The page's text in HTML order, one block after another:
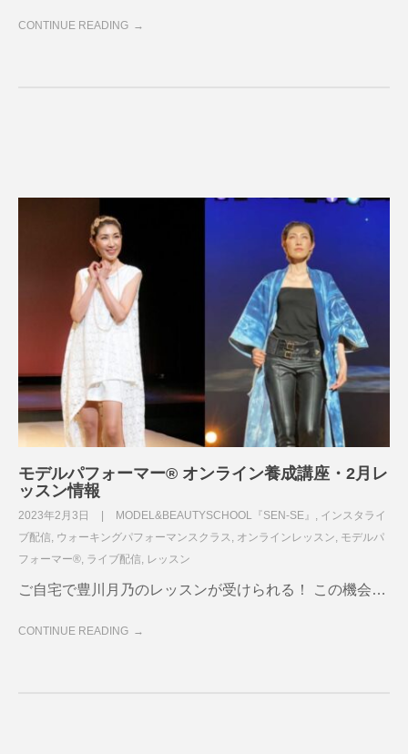
CONTINUE READING
モデルパフォーマー®︎ オンライン養成講座・2月レ
ッスン情報
2023年2月3日 MODEL&BEAUTYSCHOOL『SEN-SE』
インスタライ
ブ配信 ウォーキングパフォーマンスクラス オンラインレッスン モデルパ
フォーマー® ライブ配信 レッスン
ご自宅で豊川月乃のレッスンが受けられる！ この機会…
CONTINUE READING